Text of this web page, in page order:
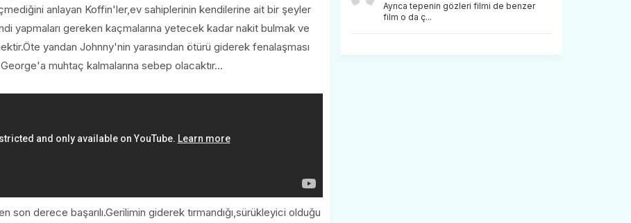
anlayan Koffin'ler,ev sahiplerinin kendilerine ait bir şeyler
yapmaları gereken kaçmalarına yetecek kadar nakit bulmak ve
yandan Johnny'nin yarasından ötürü giderek fenalaşması
muhtaç kalmalarına sebep olacaktır...
derece başarılı.Gerilimin giderek tırmandığı,sürükleyici olduğu
Ayrıca tepenin gözleri filmi de benzer
film o da ç...